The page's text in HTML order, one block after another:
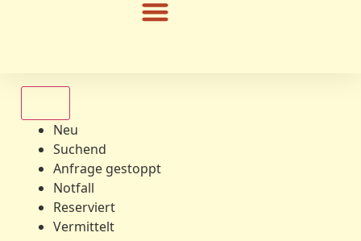
Neu
Suchend
Anfrage gestoppt
Notfall
Reserviert
Vermittelt